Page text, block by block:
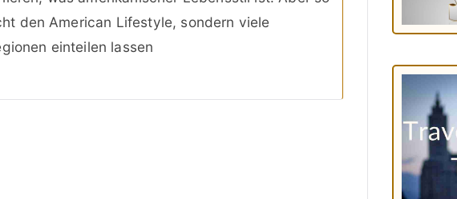
den American Lifestyle, sondern viele
einteilen lassen